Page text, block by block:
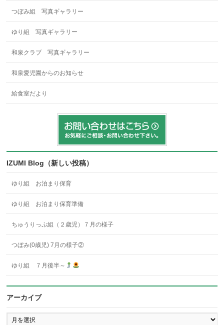
つぼみ組 写真ギャラリー
ゆり組 写真ギャラリー
和泉クラブ 写真ギャラリー
和泉愛児園からのお知らせ
給食室だより
IZUMI Blog（新しい投稿）
ゆり組 お泊まり保育
ゆり組 お泊まり保育準備
ちゅうりっぷ組（２歳児）７月の様子
つぼみ(0歳児) 7月の様子②
ゆり組 ７月後半～
アーカイブ
ア
ー